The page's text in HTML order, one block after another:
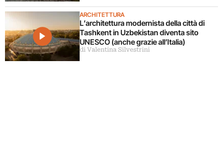
ARCHITETTURA
L’architettura modernista della città di
Tashkent in Uzbekistan diventa sito
UNESCO (anche grazie all’Italia)
di Valentina Silvestrini